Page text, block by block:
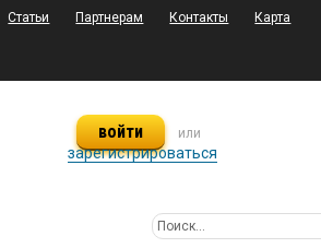
Статьи Партнерам Контакты
Карта
войти или
зарегистрироваться